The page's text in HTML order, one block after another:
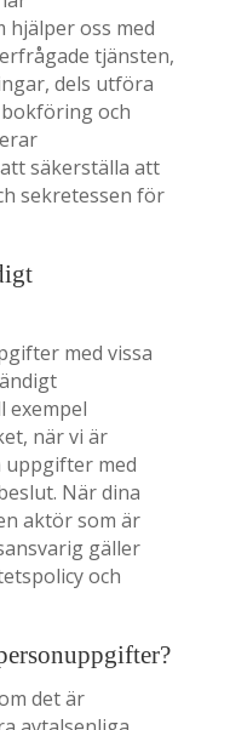
oss med
tjänsten,
dels utföra
och
säkerställa att
sekretessen för
med vissa
exempel
när vi är
uppgifter med
När dina
aktör som är
gäller
och
det är